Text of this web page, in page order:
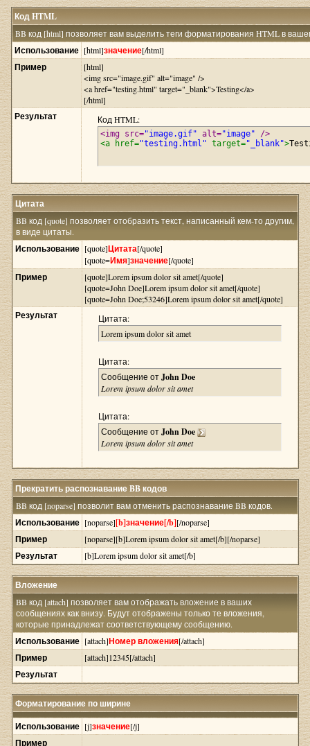
Код HTML
BB код [html] позволяет вам выделить теги форматирования HTML в
Использование [html]значение[/html]
Пример
[html]
<img src="image.gif" alt="image" />
<a href="testing.html" target="_blank">Testing</a>
[/html]
Результат Код HTML:
<img src="image.gif" alt="image" />
<a href="testing.html" target="_blank">
Цитата
BB код [quote] позволяет отобразить текст, написанный кем-то другим,
в виде цитаты.
Использование [quote]Цитата[/quote]
[quote=Имя]значение[/quote]
Пример
[quote]Lorem ipsum dolor sit amet[/quote]
[quote=John Doe]Lorem ipsum dolor sit amet[/quote]
[quote=John Doe;53246]Lorem ipsum dolor sit amet[/quote]
Результат
Цитата:
Lorem ipsum dolor sit amet
Цитата:
Сообщение отJohn Doe
Lorem ipsum dolor sit amet
Цитата:
Сообщение отJohn Doe
Lorem ipsum dolor sit amet
Прекратить распознавание BB кодов
BB код [noparse] позволит вам отменить распознавание BB кодов.
Использование [noparse][b]значение[/b][/noparse]
Пример [noparse][b]Lorem ipsum dolor sit amet[/b][/noparse]
Результат [b]Lorem ipsum dolor sit amet[/b]
Вложение
BB код [attach] позволяет вам отображать вложение в ваших
сообщениях как внизу. Будут отображены только те вложения,
которые принадлежат соответствующему сообщению.
Использование [attach]Номер вложения[/attach]
Пример [attach]12345[/attach]
Результат
Форматирование по ширине
Использование [j]значение[/j]
Пример